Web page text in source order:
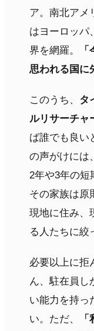
ア。南北アメ
はヨーロッパ
界を網羅。
思われる国に
このうち、 タ
ルリサーチャ
ば誰でも良い
の声がけには
2年や3年の短
その家族は原
現地に住み、
る人たちに絞
必要以上に拒
ん、駐在員し
い能力を持っ
い。ただ、